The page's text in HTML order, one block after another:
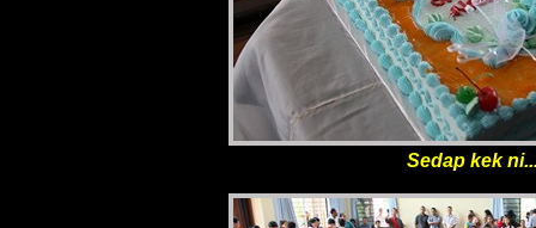
Sedap kek